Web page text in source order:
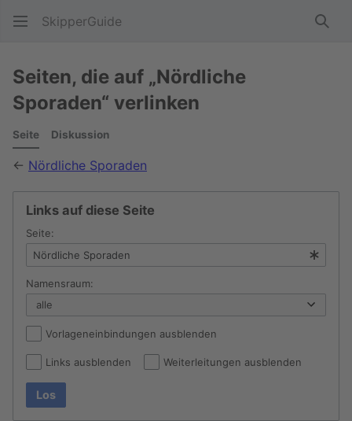
SkipperGuide
Seiten, die auf „Nördliche
Sporaden“ verlinken
Seite Diskussion
← Nördliche Sporaden
Links auf diese Seite
Seite:
Namensraum:
Vorlageneinbindungen ausblenden
Links ausblenden Weiterleitungen ausblenden
Los